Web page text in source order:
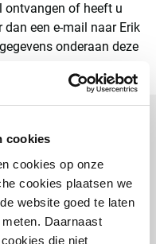
cookies
cookies op onze
cookies plaatsen we
website goed te laten
Daarnaast
die niet
ontvangen of heeft u
een e-mail naar Erik
onderaan deze